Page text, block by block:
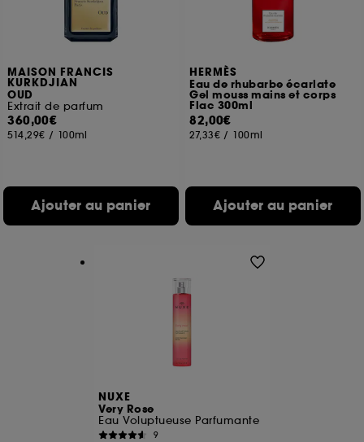
MAISON FRANCIS
KURKDJIAN
OUD
Extrait de parfum
360,00€
514,29€ / 100ml
Ajouter au panier
HERMÈS
Eau de rhubarbe écarlate
Gel mouss mains et corps
Flac 300ml
82,00€
27,33€ / 100ml
Ajouter au panier
NUXE
Very Rose
Eau Voluptueuse Parfumante
9